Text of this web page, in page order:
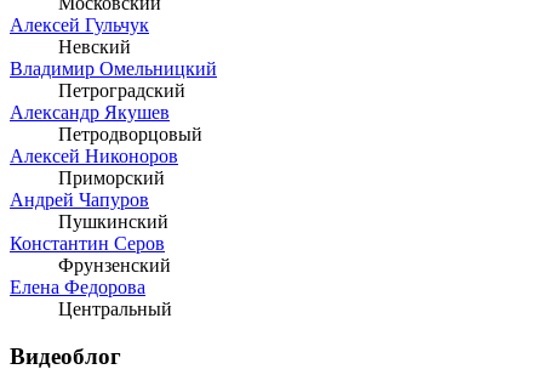
Алексей Гульчук
Невский
Владимир Омельницкий
Петроградский
Александр Якушев
Петродворцовый
Алексей Никоноров
Приморский
Андрей Чапуров
Пушкинский
Константин Серов
Фрунзенский
Елена Федорова
Центральный
Видеоблог